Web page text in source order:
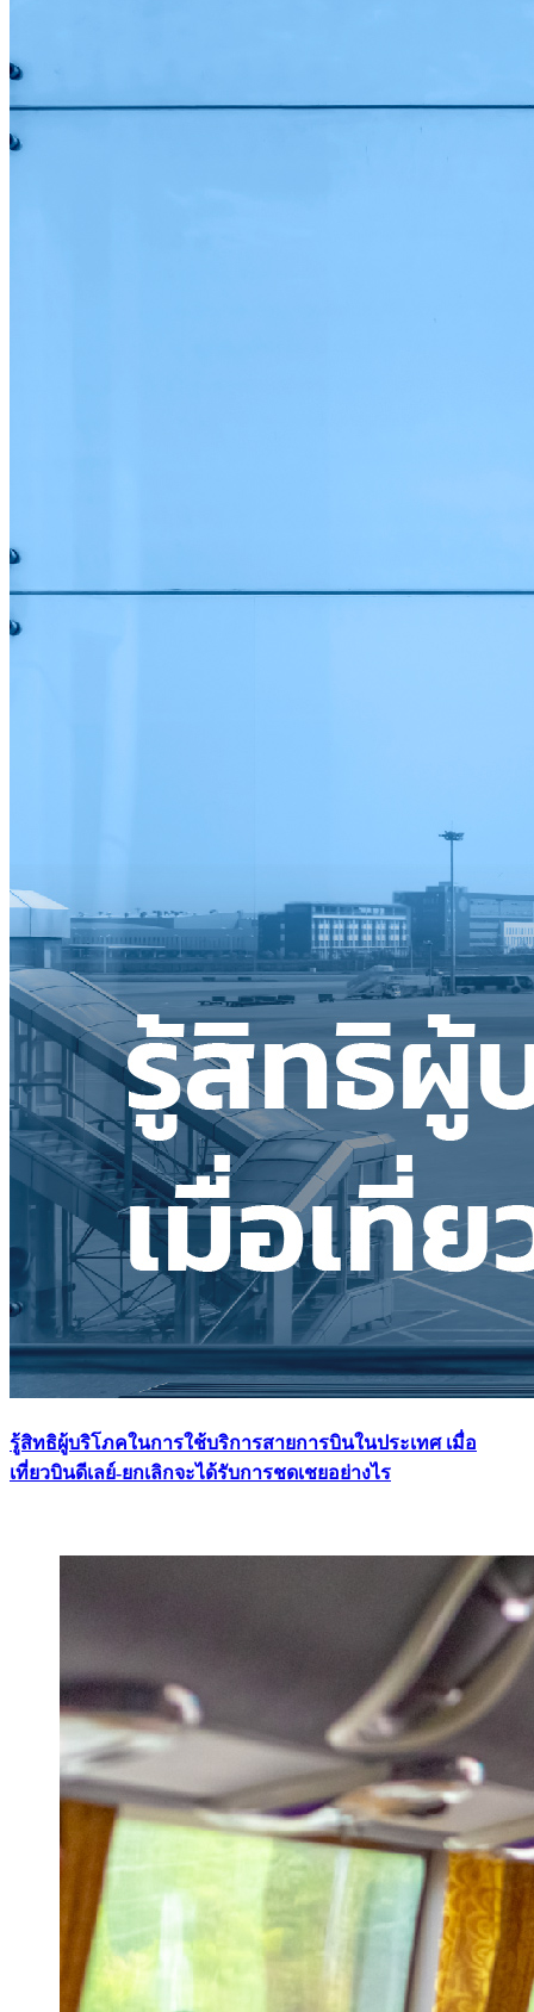
รู้สิทธิผู้บริโภคในการใช้บริการสายการบินในประเทศ เมื่อ
เที่ยวบินดีเลย์-ยกเลิกจะได้รับการชดเชยอย่างไร